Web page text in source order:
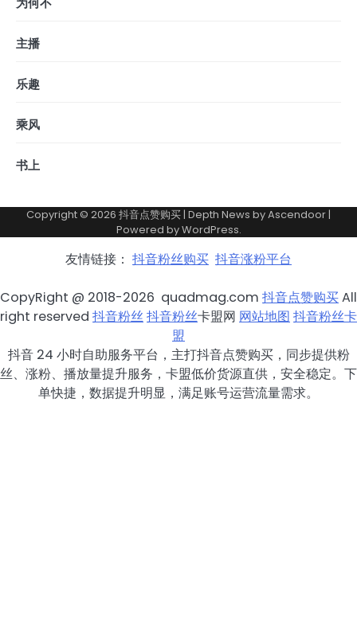
主播
乐趣
乘风
书上
Copyright © 2026 抖音点赞购买| Depth News byAscendoor|
Powered byWordPress.
友情链接： 抖音粉丝购买 抖音涨粉平台
CopyRight @ 2018-2026 quadmag.com 抖音点赞购买All
right reserved 抖音粉丝抖音粉丝卡盟网 网站地图 抖音粉丝卡
盟
抖音 24 小时自助服务平台，主打抖音点赞购买，同步提供粉
丝、涨粉、播放量提升服务，卡盟低价货源直供，安全稳定。下
单快捷，数据提升明显，满足账号运营流量需求。